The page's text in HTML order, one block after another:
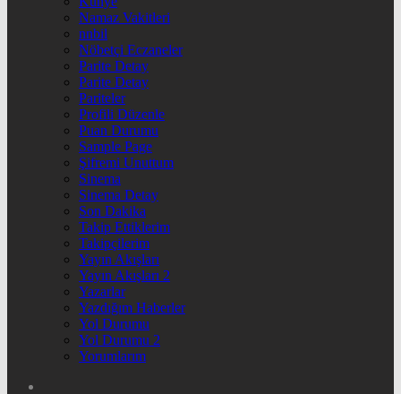
Namaz Vakitleri
nnbil
Nöbetçi Eczaneler
Parite Detay
Parite Detay
Pariteler
Profili Düzenle
Puan Durumu
Sample Page
Şifremi Unuttum
Sinema
Sinema Detay
Son Dakika
Takip Ettiklerim
Takipçilerim
Yayın Akışları
Yayın Akışları 2
Yazarlar
Yazdığım Haberler
Yol Durumu
Yol Durumu 2
Yorumlarım